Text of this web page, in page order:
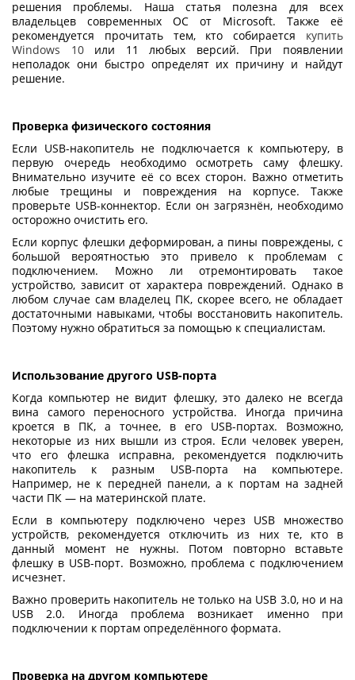
решения проблемы. Наша статья полезна для всех
владельцев современных ОС от Microsoft. Также её
рекомендуется прочитать тем, кто собирается купить
Windows 10или 11 любых версий. При появлении
неполадок они быстро определят их причину и найдут
решение.
Проверка физического состояния
Если USB-накопитель не подключается к компьютеру, в
первую очередь необходимо осмотреть саму флешку.
Внимательно изучите её со всех сторон. Важно отметить
любые трещины и повреждения на корпусе. Также
проверьте USB-коннектор. Если он загрязнён, необходимо
осторожно очистить его.
Если корпус флешки деформирован, а пины повреждены, с
большой вероятностью это привело к проблемам с
подключением. Можно ли отремонтировать такое
устройство, зависит от характера повреждений. Однако в
любом случае сам владелец ПК, скорее всего, не обладает
достаточными навыками, чтобы восстановить накопитель.
Поэтому нужно обратиться за помощью к специалистам.
Использование другого USB-порта
Когда компьютер не видит флешку, это далеко не всегда
вина самого переносного устройства. Иногда причина
кроется в ПК, а точнее, в его USB-портах. Возможно,
некоторые из них вышли из строя. Если человек уверен,
что его флешка исправна, рекомендуется подключить
накопитель к разным USB-порта на компьютере.
Например, не к передней панели, а к портам на задней
части ПК — на материнской плате.
Если в компьютеру подключено через USB множество
устройств, рекомендуется отключить из них те, кто в
данный момент не нужны. Потом повторно вставьте
флешку в USB-порт. Возможно, проблема с подключением
исчезнет.
Важно проверить накопитель не только на USB 3.0, но и на
USB 2.0. Иногда проблема возникает именно при
подключении к портам определённого формата.
Проверка на другом компьютере